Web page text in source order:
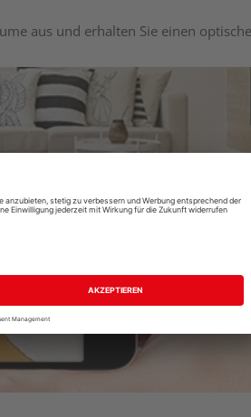
aus und erhalten Sie einen